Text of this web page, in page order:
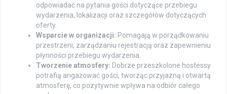
odpowiadać na pytania gości dotyczące przebiegu
wydarzenia, lokalizacji oraz szczegółów dotyczących
oferty.
Wsparcie w organizacji: Pomagają w porządkowaniu
przestrzeni, zarządzaniu rejestracją oraz zapewnieniu
płynności przebiegu wydarzenia.
Tworzenie atmosfery: Dobrze przeszkolone hostessy
potrafią angażować gości, tworząc przyjazną i otwartą
atmosferę, co pozytywnie wpływa na odbiór całego